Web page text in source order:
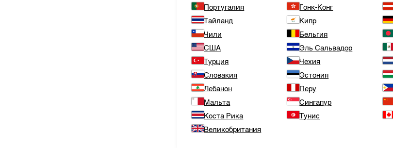
Португалия
Гонк-Конг
Тайланд
Кипр
Чили
Бельгия
США
Эль Сальвадор
Турция
Чехия
Словакия
Эстония
Лебанон
Перу
Мальта
Сингапур
Коста Рика
Тунис
Великобритания